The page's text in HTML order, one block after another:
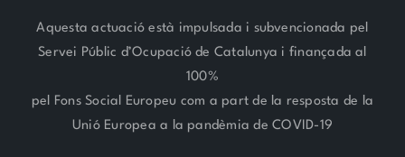
Aquesta actuació està impulsada i subvencionada pel
Servei Públic d’Ocupació de Catalunya i finançada al
100%
pel Fons Social Europeu com a part de la resposta de la
Unió Europea a la pandèmia de COVID-19